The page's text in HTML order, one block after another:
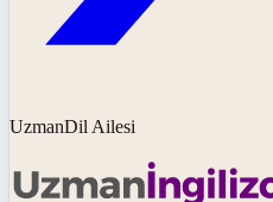
UzmanDil Ailesi